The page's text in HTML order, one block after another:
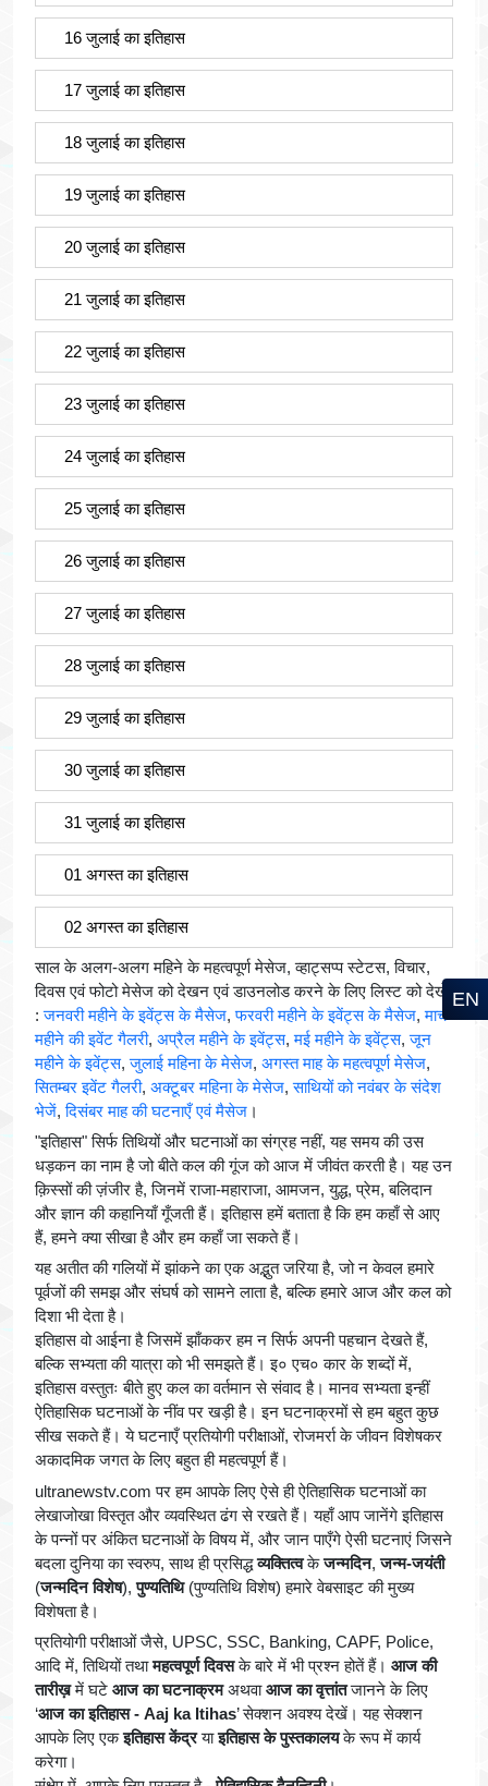
16 जुलाई का इतिहास
17 जुलाई का इतिहास
18 जुलाई का इतिहास
19 जुलाई का इतिहास
20 जुलाई का इतिहास
21 जुलाई का इतिहास
22 जुलाई का इतिहास
23 जुलाई का इतिहास
24 जुलाई का इतिहास
25 जुलाई का इतिहास
26 जुलाई का इतिहास
27 जुलाई का इतिहास
28 जुलाई का इतिहास
29 जुलाई का इतिहास
30 जुलाई का इतिहास
31 जुलाई का इतिहास
01 अगस्त का इतिहास
02 अगस्त का इतिहास
साल के अलग-अलग महिने के महत्वपूर्ण मेसेज, व्हाट्सप्प स्टेटस, विचार,
दिवस एवं फोटो मेसेज को देखन एवं डाउनलोड करने के लिए लिस्ट को देखें
:जनवरी महीने के इवेंट्स के मैसेज,फरवरी महीने के इवेंट्स के मैसेज,मार्च
महीने की इवेंट गैलरी, अप्रैल महीने के इवेंट्स,मई महीने के इवेंट्स,जून
महीने के इवेंट्स,जुलाई महिना के मेसेज, अगस्त माह के महत्वपूर्ण मेसेज,
सितम्बर इवेंट गैलरी, अक्टूबर महिना के मेसेज,साथियों को नवंबर के संदेश
भेजें,दिसंबर माह की घटनाएँ एवं मैसेज ।
"इतिहास" सिर्फ तिथियों और घटनाओं का संग्रह नहीं, यह समय की उस
धड़कन का नाम है जो बीते कल की गूंज को आज में जीवंत करती है। यह उन
क़िस्सों की ज़ंजीर है, जिनमें राजा-महाराजा, आमजन, युद्ध, प्रेम, बलिदान
और ज्ञान की कहानियाँ गूँजती हैं। इतिहास हमें बताता है कि हम कहाँ से आए
हैं, हमने क्या सीखा है और हम कहाँ जा सकते हैं।
यह अतीत की गलियों में झांकने का एक अद्भुत जरिया है, जो न केवल हमारे
पूर्वजों की समझ और संघर्ष को सामने लाता है, बल्कि हमारे आज और कल को
दिशा भी देता है।
इतिहास वो आईना है जिसमें झाँककर हम न सिर्फ अपनी पहचान देखते हैं,
बल्कि सभ्यता की यात्रा को भी समझते हैं। इ० एच० कार के शब्दों में,
इतिहास वस्तुतः बीते हुए कल का वर्तमान से संवाद है। मानव सभ्यता इन्हीं
ऐतिहासिक घटनाओं के नींव पर खड़ी है। इन घटनाक्रमों से हम बहुत कुछ
सीख सकते हैं। ये घटनाएँ प्रतियोगी परीक्षाओं, रोजमर्रा के जीवन विशेषकर
अकादमिक जगत के लिए बहुत ही महत्वपूर्ण हैं।
ultranewstv.com पर हम आपके लिए ऐसे ही ऐतिहासिक घटनाओं का
लेखाजोखा विस्तृत और व्यवस्थित ढंग से रखते हैं। यहाँ आप जानेंगे इतिहास
के पन्नों पर अंकित घटनाओं के विषय में, और जान पाएँगे ऐसी घटनाएं जिसने
बदला दुनिया का स्वरुप, साथ ही प्रसिद्धव्यक्तित्वकेजन्मदिन,जन्म-जयंती
(जन्मदिन विशेष),पुण्यतिथि (पुण्यतिथि विशेष) हमारे वेबसाइट की मुख्य
विशेषता है।
प्रतियोगी परीक्षाओं जैसे, UPSC, SSC, Banking, CAPF, Police,
आदि में, तिथियों तथामहत्वपूर्ण दिवसके बारे में भी प्रश्न होतें हैं। आज की
तारीख़में घटे आज का घटनाक्रमअथवाआज का वृत्तांतजानने के लिए
‘आज का इतिहास - Aaj ka Itihas’ सेक्शन अवश्य देखें। यह सेक्शन
आपके लिए एकइतिहास केंद्रयाइतिहास के पुस्तकालयके रूप में कार्य
करेगा।
EN